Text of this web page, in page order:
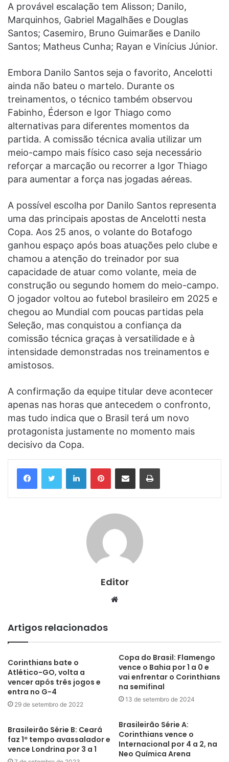
A provável escalação tem Alisson; Danilo,
Marquinhos, Gabriel Magalhães e Douglas
Santos; Casemiro, Bruno Guimarães e Danilo
Santos; Matheus Cunha; Rayan e Vinícius Júnior.
Embora Danilo Santos seja o favorito, Ancelotti
ainda não bateu o martelo. Durante os
treinamentos, o técnico também observou
Fabinho, Éderson e Igor Thiago como
alternativas para diferentes momentos da
partida. A comissão técnica avalia utilizar um
meio-campo mais físico caso seja necessário
reforçar a marcação ou recorrer a Igor Thiago
para aumentar a força nas jogadas aéreas.
A possível escolha por Danilo Santos representa
uma das principais apostas de Ancelotti nesta
Copa. Aos 25 anos, o volante do Botafogo
ganhou espaço após boas atuações pelo clube e
chamou a atenção do treinador por sua
capacidade de atuar como volante, meia de
construção ou segundo homem do meio-campo.
O jogador voltou ao futebol brasileiro em 2025 e
chegou ao Mundial com poucas partidas pela
Seleção, mas conquistou a confiança da
comissão técnica graças à versatilidade e à
intensidade demonstradas nos treinamentos e
amistosos.
A confirmação da equipe titular deve acontecer
apenas nas horas que antecedem o confronto,
mas tudo indica que o Brasil terá um novo
protagonista justamente no momento mais
decisivo da Copa.
LinkedinPinterestCompartilhar via e-mail Imprimir
Editor
Website
Artigos relacionados
Corinthians bate o
Atlético-GO, volta a
vencer após três jogos e
entra no G-4
29 de setembro de 2022
Copa do Brasil: Flamengo
vence o Bahia por 1 a 0 e
vai enfrentar o Corinthians
na semifinal
13 de setembro de 2024
Brasileirão Série B: Ceará
faz 1º tempo avassalador e
vence Londrina por 3 a 1
Brasileirão Série A:
Corinthians vence o
Internacional por 4 a 2, na
Neo Química Arena